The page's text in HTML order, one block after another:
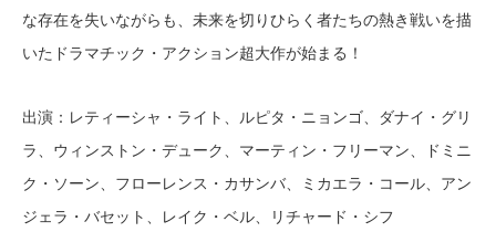
な存在を失いながらも、未来を切りひらく者たちの熱き戦いを描
いたドラマチック・アクション超大作が始まる！
出演：レティーシャ・ライト、ルピタ・ニョンゴ、ダナイ・グリ
ラ、ウィンストン・デューク、マーティン・フリーマン、ドミニ
ク・ソーン、フローレンス・カサンバ、ミカエラ・コール、アン
ジェラ・バセット、レイク・ベル、リチャード・シフ